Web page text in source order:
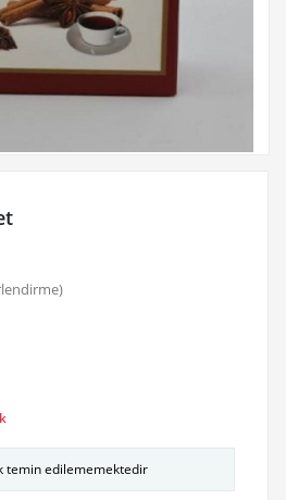
temin edilememektedir